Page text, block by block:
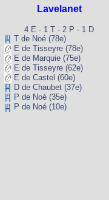
Lavelanet
4 E - 1 T - 2 P - 1 D
T de Noé (78e)
E de Tisseyre (78e)
E de Marquie (75e)
E de Tisseyre (62e)
E de Castel (60e)
D de Chaubet (37e)
P de Noé (35e)
P de Noé (10e)